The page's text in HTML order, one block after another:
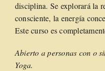
disciplina. Se explorará la
consciente, la energía
Este curso es
Abierto a personas con o
Yoga.